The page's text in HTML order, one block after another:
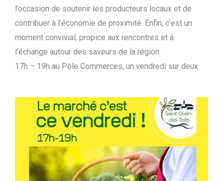
l’occasion de soutenir les producteurs locaux et de
contribuer à l’économie de proximité. Enfin, c’est un
moment convivial, propice aux rencontres et à
l’échange autour des saveurs de la région.
17h – 19h au Pôle Commerces, un vendredi sur deux